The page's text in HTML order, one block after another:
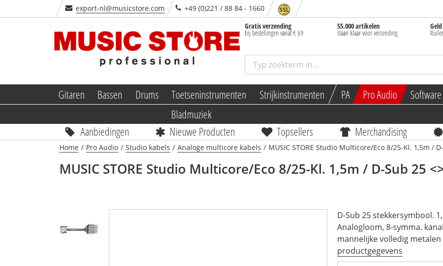
export-nl@musicstore.com +49 (0)221 / 88 84 - 1660
Gratis verzending
bij bestellingen vanaf € 69
55.000 artikelen
staan klaar voor verzending
Gitaren Bassen Drums Toetseninstrumenten Strijk­in­strumenten PA Pro Audio Software
Bladmuziek
Aanbiedingen
Nieuwe Producten Topsellers Merchandising
Home / Pro Audio / Studio kabels / Analoge multicore kabels / MUSIC STORE Studio Multicore/Eco 8/25-Kl. 1,5m /
MUSIC STORE Studio Multicore/Eco 8/25-Kl. 1,5m / D-Sub 25
D-Sub 25 stekkersymbool.
Analogloom, 8-symma.
mannelijke volledig metalen
productgegevens